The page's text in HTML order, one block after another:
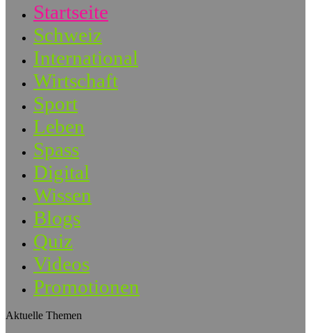
Startseite
Schweiz
International
Wirtschaft
Sport
Leben
Spass
Digital
Wissen
Blogs
Quiz
Videos
Promotionen
Aktuelle Themen